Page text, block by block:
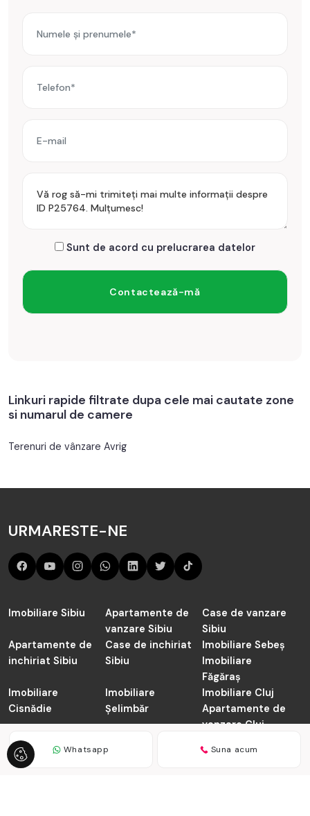
Sunt de acord cu prelucrarea datelor
Linkuri rapide filtrate dupa cele mai cautate zone
si numarul de camere
Terenuri de vânzare Avrig
Whatsapp Suna acum
URMARESTE-NE
Imobiliare Sibiu
Apartamente de
vanzare Sibiu
Case de vanzare
Sibiu
Apartamente de
inchiriat Sibiu
Case de inchiriat
Sibiu
Imobiliare Sebeș
Imobiliare
Făgăraș
Imobiliare
Cisnădie
Imobiliare
Șelimbăr
Imobiliare Cluj
Apartamente de
vanzare Cluj-
TABOO.ro © 2026